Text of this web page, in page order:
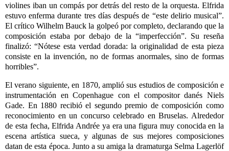
violines iban un compás por detrás del resto de la orquesta. Elfrida
estuvo enferma durante tres días después de “este delirio musical”.
El crítico Wilhelm Bauck la golpeó por completo, declarando que la
composición estaba por debajo de la “imperfección”. Su reseña
finalizó: “Nótese esta verdad dorada: la originalidad de esta pieza
consiste en la invención, no de formas anormales, sino de formas
horribles”.
El verano siguiente, en 1870, amplió sus estudios de composición e
instrumentación en Copenhague con el compositor danés Niels
Gade. En 1880 recibió el segundo premio de composición como
reconocimiento en un concurso celebrado en Bruselas. Alrededor
de esta fecha, Elfrida Andrée ya era una figura muy conocida en la
escena artística sueca, y algunas de sus mejores composiciones
datan de esta época. Junto a su amiga la dramaturga Selma Lagerlöf